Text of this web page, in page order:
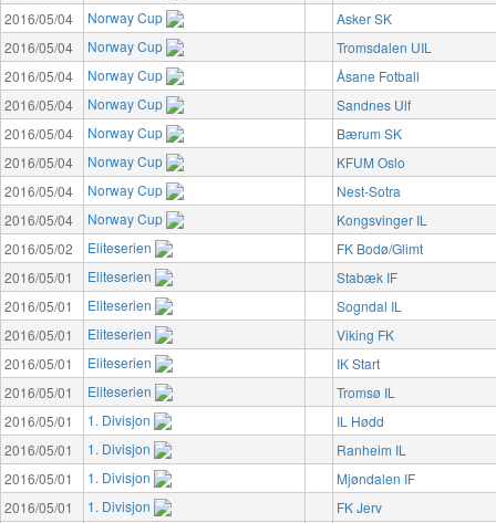
2016/05/04
Norway Cup
Asker SK
2016/05/04
Norway Cup
Tromsdalen UIL
2016/05/04
Norway Cup
Åsane Fotball
2016/05/04
Norway Cup
Sandnes Ulf
2016/05/04
Norway Cup
Bærum SK
2016/05/04
Norway Cup
KFUM Oslo
2016/05/04
Norway Cup
Nest-Sotra
2016/05/04
Norway Cup
Kongsvinger IL
2016/05/02
Eliteserien
FK Bodø/Glimt
2016/05/01
Eliteserien
Stabæk IF
2016/05/01
Eliteserien
Sogndal IL
2016/05/01
Eliteserien
Viking FK
2016/05/01
Eliteserien
IK Start
2016/05/01
Eliteserien
Tromsø IL
2016/05/01
1. Divisjon
IL Hødd
2016/05/01
1. Divisjon
Ranheim IL
2016/05/01
1. Divisjon
Mjøndalen IF
2016/05/01
1. Divisjon
FK Jerv